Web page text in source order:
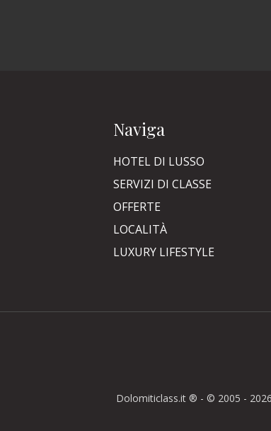
Naviga
HOTEL DI LUSSO
SERVIZI DI CLASSE
OFFERTE
LOCALITÀ
LUXURY LIFESTYLE
Dolomiticlass.it ® - © 2005 - 2026